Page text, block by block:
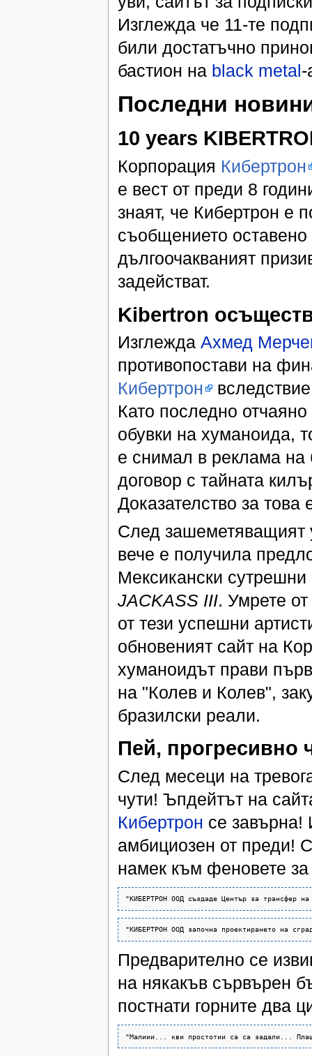
Изглежда че 11-те
били достатъчно
бастион на black metal-
Последни
10 years
Корпорация Кибертрон
е вест от преди 8
знаят, че Кибертрон е
съобщението
дългоочакваният
задействат.
Kibertron
Изглежда Ахмед
противопостави на
Кибертрон
Като последно
обувки на хуманоида,
е снимал в реклама на
договор с тайната
Доказателство за
След зашеметяващият
вече е получила
Мексикански
JACKASS III. Умрете от
от тези успешни
обновеният сайт на
хуманоидът прави
на "Колев и Колев",
бразилски реали.
Пей, прогресивно
След месеци на
чути! Ъпдейтът на
Кибертрон се
амбициозен от преди!
намек към феновете
Предварително се
на някакъв сървърен
постнати горните два